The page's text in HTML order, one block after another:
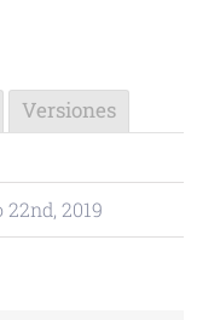
Versiones
22nd, 2019